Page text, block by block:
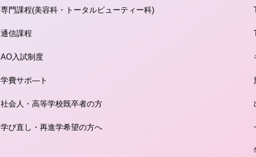
専門課程(美容科・トータルビューティー科)
通信課程
AO入試制度
学費サポ―ト
社会人・高等学校既卒者の方
学び直し・再進学希望の方へ